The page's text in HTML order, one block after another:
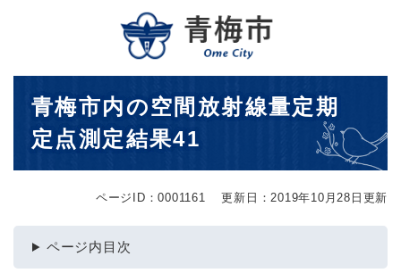
メニューを飛ばして本文へ
青梅市内の空間放射線量定期
定点測定結果41
ページID：0001161 更新日：2019年10月28日更新
ページ内目次